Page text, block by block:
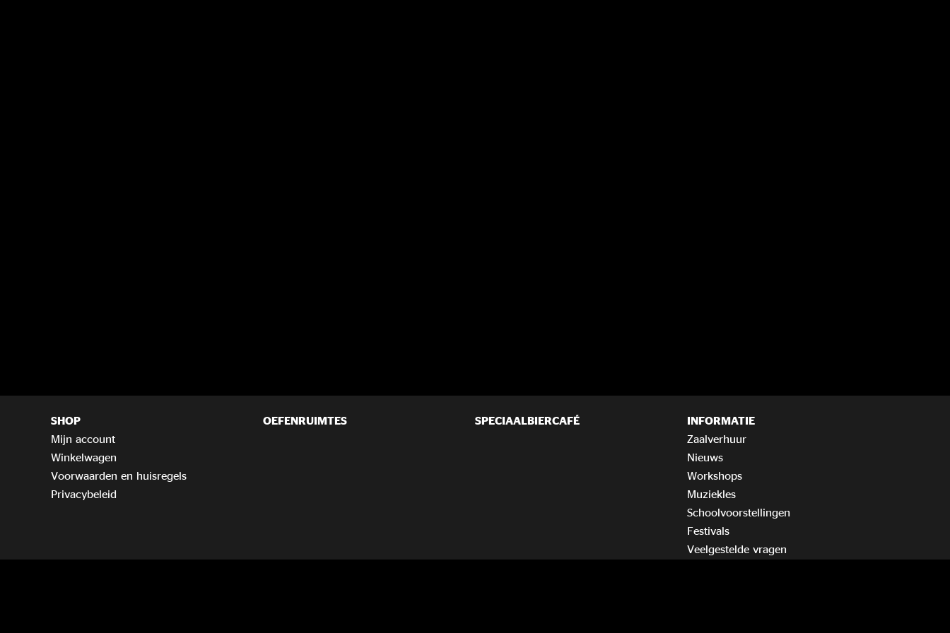
SHOP
Mijn account
Winkelwagen
Voorwaarden en huisregels
Privacybeleid
OEFENRUIMTES SPECIAALBIERCAFÉ
INFORMATIE
Zaalverhuur
Nieuws
Workshops
Muziekles
Schoolvoorstellingen
Festivals
Veelgestelde vragen